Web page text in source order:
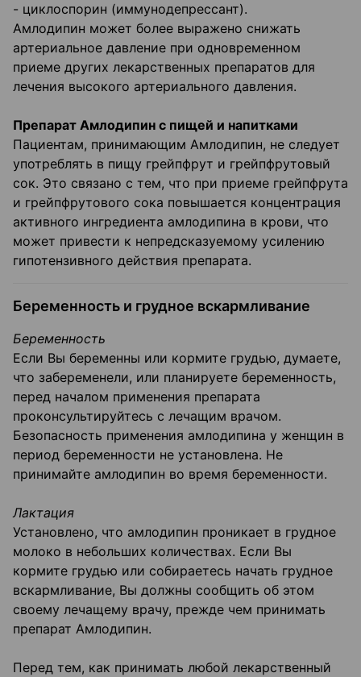
- циклоспорин (иммунодепрессант).
Амлодипин может более выражено снижать
артериальное давление при одновременном
приеме других лекарственных препаратов для
лечения высокого артериального давления.
Препарат Амлодипин с пищей и напитками
Пациентам, принимающим Амлодипин, не следует
употреблять в пищу грейпфрут и грейпфрутовый
сок. Это связано с тем, что при приеме грейпфрута
и грейпфрутового сока повышается концентрация
активного ингредиента амлодипина в крови, что
может привести к непредсказуемому усилению
гипотензивного действия препарата.
Беременность и грудное вскармливание
Беременность
Если Вы беременны или кормите грудью, думаете,
что забеременели, или планируете беременность,
перед началом применения препарата
проконсультируйтесь с лечащим врачом.
Безопасность применения амлодипина у женщин в
период беременности не установлена. Не
принимайте амлодипин во время беременности.
Лактация
Установлено, что амлодипин проникает в грудное
молоко в небольших количествах. Если Вы
кормите грудью или собираетесь начать грудное
вскармливание, Вы должны сообщить об этом
своему лечащему врачу, прежде чем принимать
препарат Амлодипин.
Перед тем, как принимать любой лекарственный